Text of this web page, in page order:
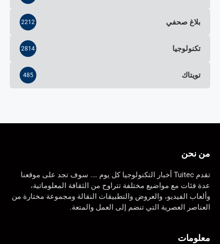
بلاغ صحفي 2212
تكنولوجيا 2814
تويتاك 485
من نحن
تقدم Tuitec أخبار التكنولوجيا كل يوم …. سوف تجد على موقعنا
عدة فئات مع مواضيع مختلفة تتراوح من الثقافة المعلوماتية،
وألعاب الفيديو، والعروض والتطبيقات النقالة ومجموعة مختارة من
العناصر العصرية التي تنضم إلى العمل والمتعة.
معلومات